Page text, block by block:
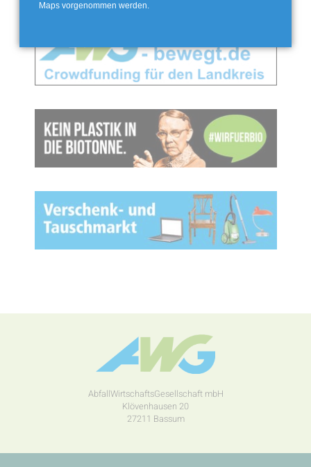
AbfallWirtschaftsGesellschaft mbH
Klövenhausen 20
27211 Bassum
Maps vorgenommen werden.